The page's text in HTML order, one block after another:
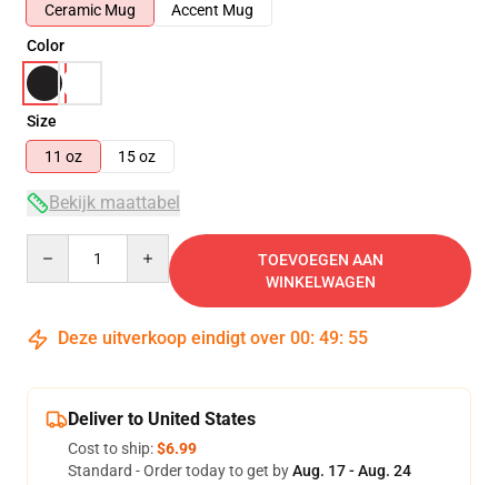
Ceramic Mug
Accent Mug
Color
Size
11 oz
15 oz
Bekijk maattabel
TOEVOEGEN AAN
WINKELWAGEN
Deze uitverkoop eindigt over 00: 49: 54
Deliver to United States
Cost to ship:$6.99
Standard - Order today to get byAug. 17 - Aug. 24